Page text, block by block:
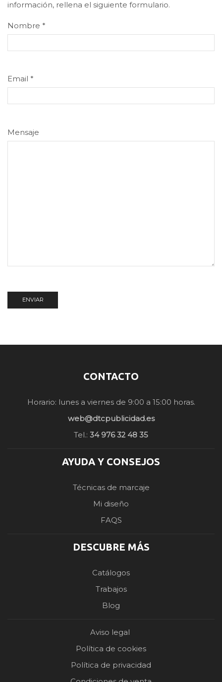
información, rellena el siguiente formulario.
Nombre *
Email *
Mensaje
CONTACTO
Horario: lunes a viernes de 9:00 a 15:00 horas.
web@dtcpublicidad.es
Tel.: 34 976 32 48 35
AYUDA Y CONSEJOS
Técnicas de marcaje
Mi diseño
FAQS
DESCUBRE MÁS
Catálogos
Trabajos
Blog
Aviso legal
Política de cookies
Política de privacidad